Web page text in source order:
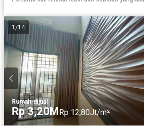
1 /14
Rumah·dijual
Rp 3,20M Rp 12,80Jt/m²